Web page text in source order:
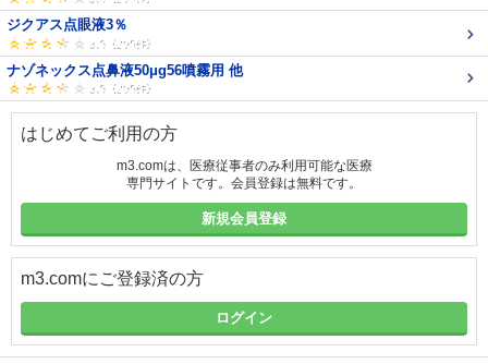
ジクアス点眼液3％
ナゾネックス点鼻液50μg56噴霧用 他
はじめてご利用の方
m3.comは、医療従事者のみ利用可能な医療
専門サイトです。会員登録は無料です。
新規会員登録
m3.comにご登録済の方
ログイン